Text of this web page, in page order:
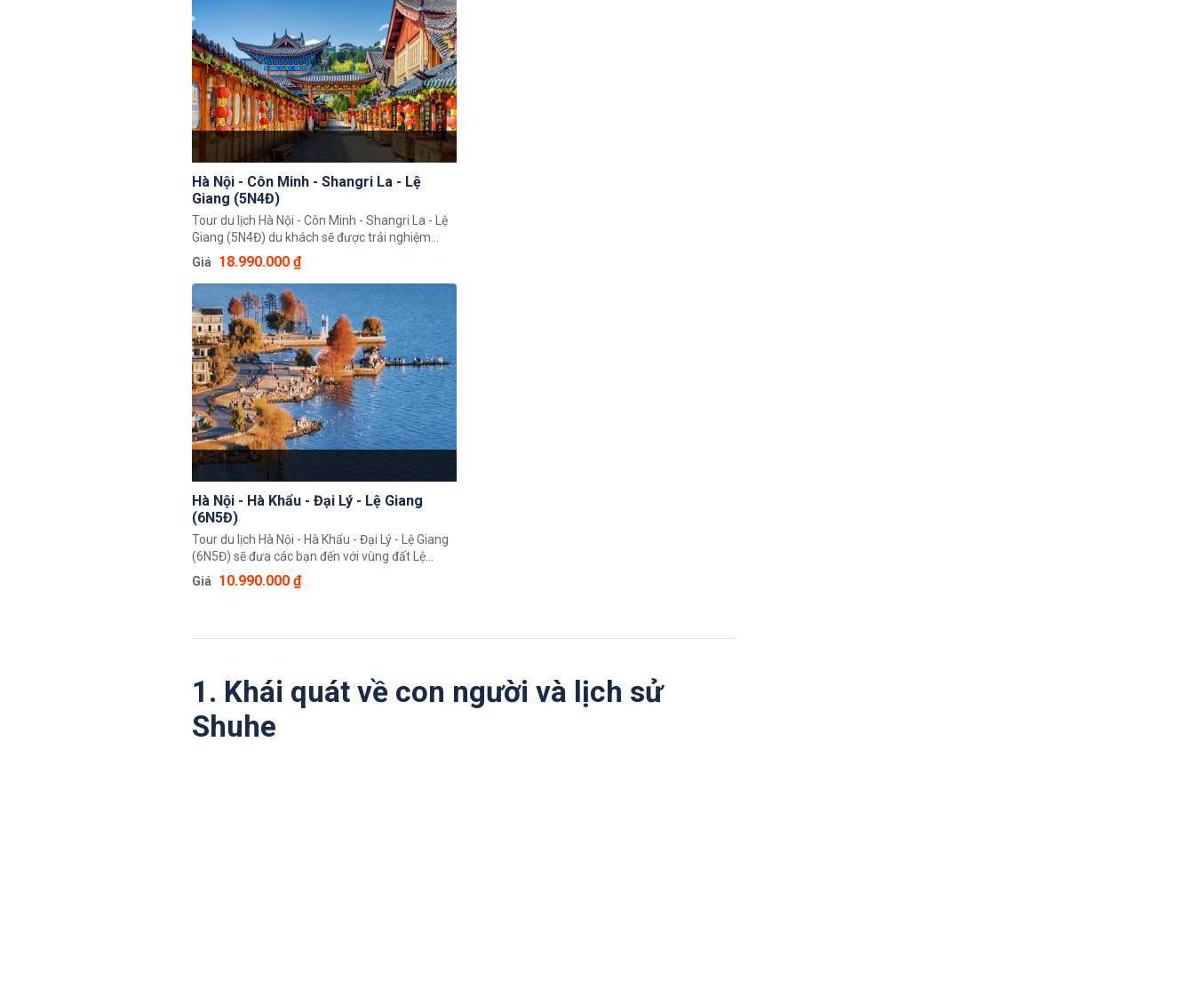
Hà Nội - Côn Minh - Shangri La - Lệ
Giang (5N4Đ)
Tour du lịch Hà Nội - Côn Minh - Shangri La - Lệ
Giang (5N4Đ) du khách sẽ được trải nghiệm
tham quan, khám phá những cảnh đẹp tuyệt vời
với những ngọn đồi xanh, hồ nước đẹp và đô thị
hoa bạt ngàn. Đây thực sự sẽ là một trải nghiệm
đáng nhớ của du khách về thiên nhiên con
người và cả văn hoá của xứ Trung Hoa.
Giá 18.990.000 ₫
Hà Nội - Hà Khẩu - Đại Lý - Lệ Giang
(6N5Đ)
Tour du lịch Hà Nội - Hà Khẩu - Đại Lý - Lệ Giang
(6N5Đ) sẽ đưa các bạn đến với vùng đất Lệ
Giang nổi tiếng với phong cảnh đẹp như tranh vẽ
với những con đường đèo, dòng sông xanh, thị
hoá và ẩm thực đặc sắc.
Giá 10.990.000 ₫
1. Khái quát về con người và lịch sử
Shuhe